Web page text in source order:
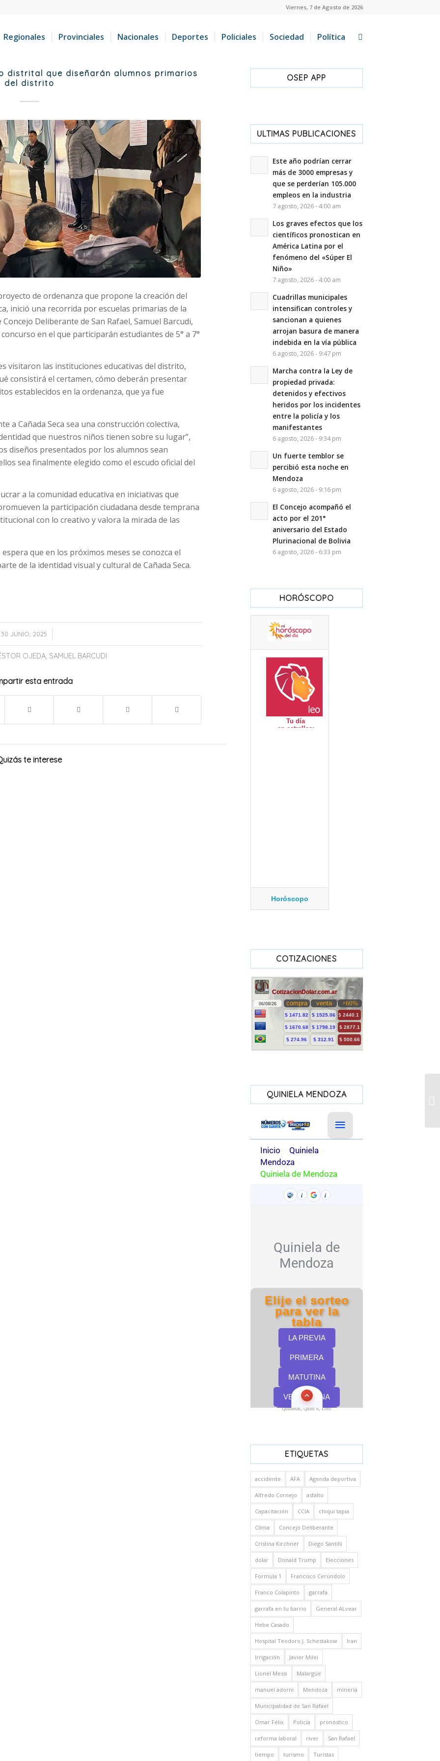
Viernes, 7 de Agosto de 2026
Regionales Provinciales Nacionales Deportes Policiales Sociedad Política
distrital que diseñarán alumnos primarios
del distrito
de ordenanza que propone la creación del
inició una recorrida por escuelas primarias de la
Deliberante de San Rafael, Samuel Barcudi,
en el que participarán estudiantes de 5° a 7°
visitaron las instituciones educativas del distrito,
consistirá el certamen, cómo deberán presentar
establecidos en la ordenanza, que ya fue
a Cañada Seca sea una construcción colectiva,
que nuestros niños tienen sobre su lugar”,
diseños presentados por los alumnos sean
sea finalmente elegido como el escudo oficial del
a la comunidad educativa en iniciativas que
la participación ciudadana desde temprana
con lo creativo y valora la mirada de las
que en los próximos meses se conozca el
de la identidad visual y cultural de Cañada Seca.
30 JUNIO, 2025
/
OJEDA, SAMUEL BARCUDI
esta entrada
te interese
OSEP APP
ULTIMAS PUBLICACIONES
Este año podrían cerrar
más de 3000 empresas y
que se perderían 105.000
empleos en la industria
7 agosto, 2026 - 4:00 am
Los graves efectos que los
científicos pronostican en
América Latina por el
fenómeno del «Súper El
Niño»
7 agosto, 2026 - 4:00 am
Cuadrillas municipales
intensifican controles y
sancionan a quienes
arrojan basura de manera
indebida en la vía pública
6 agosto, 2026 - 9:47 pm
Marcha contra la Ley de
propiedad privada:
detenidos y efectivos
heridos por los incidentes
entre la policía y los
manifestantes
6 agosto, 2026 - 9:34 pm
Un fuerte temblor se
percibió esta noche en
Mendoza
6 agosto, 2026 - 9:16 pm
El Concejo acompañó el
acto por el 201°
aniversario del Estado
Plurinacional de Bolivia
6 agosto, 2026 - 6:33 pm
HORÓSCOPO
Horóscopo
COTIZACIONES
QUINIELA MENDOZA
Quinielas, Quini 6, Loto
ETIQUETAS
accidente AFA Agenda deportiva
Alfredo Cornejo asfalto
Capacitación CCIA chiqui tapia
Clima Concejo Deliberante
Cristina Kirchner Diego Santilli
dolar Donald Trump Elecciones
Formula 1 Francisco Cerúndolo
Franco Colapinto garrafa
garrafa en tu barrio General ALvear
Hebe Casado
Hospital Teodoro J. Schestakow Iran
Irrigación Javier Milei
Lionel Messi Malargüe
manuel adorni Mendoza minería
Municipalidad de San Rafael
Omar Félix Policía pronóstico
reforma laboral river San Rafael
tiempo turismo Turistas